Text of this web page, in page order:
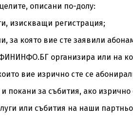
описани по-долу:
изискващи регистрация;
за която вие сте заявили
организира или на
вие изрично сте се
за събития, ако изрично
или събития на наши